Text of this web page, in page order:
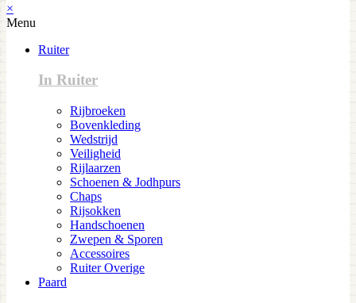
×
Menu
Ruiter
In Ruiter
Rijbroeken
Bovenkleding
Wedstrijd
Veiligheid
Rijlaarzen
Schoenen & Jodhpurs
Chaps
Rijsokken
Handschoenen
Zwepen & Sporen
Accessoires
Ruiter Overige
Paard